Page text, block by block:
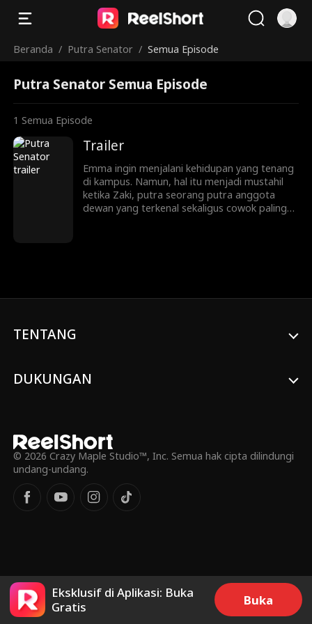
Beranda / Putra Senator / Semua Episode
Putra Senator Semua Episode
1 Semua Episode
Trailer
Emma ingin menjalani kehidupan yang tenang
di kampus. Namun, hal itu menjadi mustahil
ketika Zaki, putra seorang putra anggota
dewan yang terkenal sekaligus cowok paling
hal yang berkaitan dengan perundungan ini
TENTANG
DUKUNGAN
© 2026 Crazy Maple Studio™, Inc. Semua hak cipta dilindungi
undang-undang.
Eksklusif di Aplikasi: Buka
Gratis
Buka